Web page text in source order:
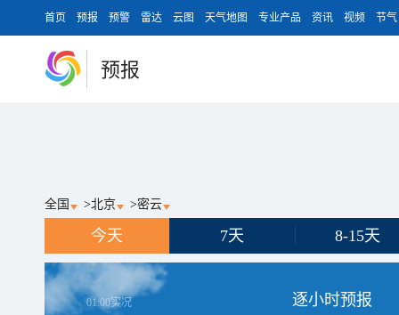
首页 预报 预警 雷达 云图 天气地图 专业产品 资讯 视频 节气
预报
全国 >北京 >密云
今天 7天 8-15天
01:00实况 逐小时预报